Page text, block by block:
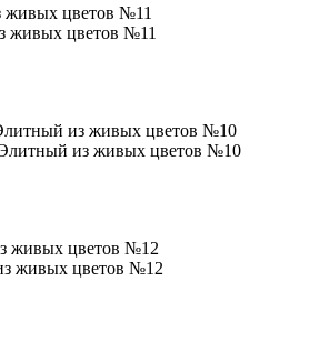
цветов №11
живых цветов №11
живых цветов №11
из живых цветов №10
из живых цветов №10
из живых цветов №10
цветов №12
живых цветов №12
живых цветов №12